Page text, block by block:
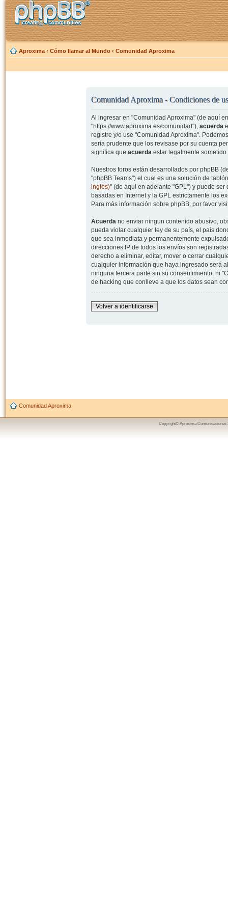
Aproxima ‹ Cómo llamar al Mundo ‹ Comunidad Aproxima
Comunidad Aproxima - Condiciones de
Al ingresar en "Comunidad Aproxima" (de aquí
"https://www.aproxima.es/comunidad"), acuerda
registre y/o use "Comunidad Aproxima".
sería prudente que los revisase por su cuenta
significa que acuerdaestar legalmente sometido
Nuestros foros están desarrollados por phpBB
"phpBB Teams") el cual es una solución de
inglés)" (de aquí en adelante "GPL") y puede
basadas en Internet y la GPL estrictamente los
Para más información sobre phpBB, por favor
Acuerdano enviar ningun contenido abusivo,
pueda violar cualquier ley de su país, el país
que sea inmediata y permanentemente
direcciones IP de todos los envíos son
derecho a eliminar, editar, mover o cerrar
cualquier información que haya ingresado será
ninguna tercera parte sin su consentimiento, ni
de hacking que conlleve a que los datos sean
Volver a identificarse
Comunidad Aproxima
Copyright© Aproxima Comunicaciones